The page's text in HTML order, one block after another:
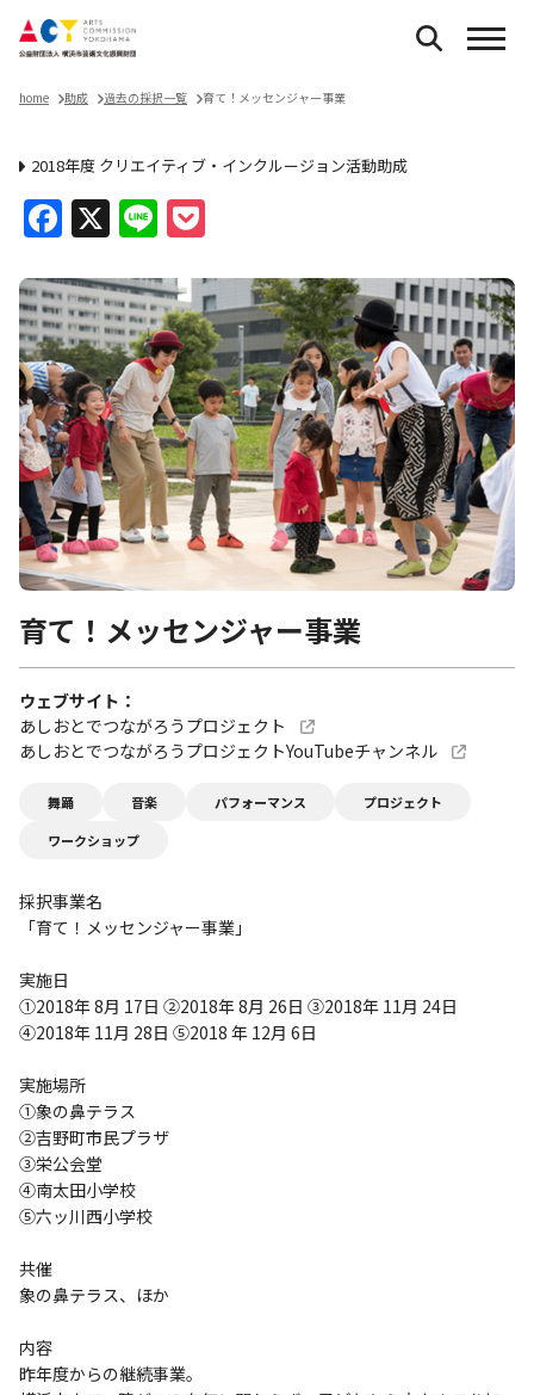
home 助成 過去の採択一覧 育て！メッセンジャー事業
2018年度 クリエイティブ・インクルージョン活動助成
Facebook
X Line
育て！メッセンジャー事業
ウェブサイト
あしおとでつながろうプロジェクト
あしおとでつながろうプロジェクトYouTubeチャンネル
舞踊 音楽 パフォーマンス
プロジェクト
ワークショップ
採択事業名
「育て！メッセンジャー事業」
実施日
①2018年 8月 17日 ②2018年 8月 26日 ③2018年 11月 24日
④2018年 11月 28日 ⑤2018 年 12月 6日
実施場所
①象の鼻テラス
②吉野町市民プラザ
③栄公会堂
④南太田小学校
⑤六ッ川西小学校
共催
象の鼻テラス、ほか
内容
昨年度からの継続事業。